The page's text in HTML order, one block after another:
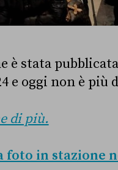
è stata
e oggi non è
di più.
foto in stazione